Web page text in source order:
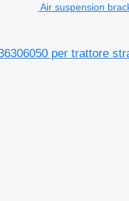
Air suspension
per trattore